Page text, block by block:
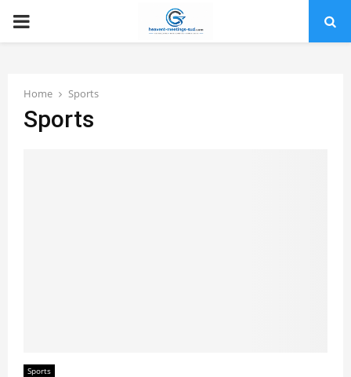
PRIMARY
Home Sports
Sports
Sports